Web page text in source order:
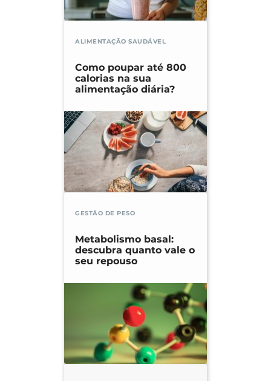
ALIMENTAÇÃO SAUDÁVEL
Como poupar até 800
calorias na sua
alimentação diária?
GESTÃO DE PESO
Metabolismo basal:
descubra quanto vale o
seu repouso